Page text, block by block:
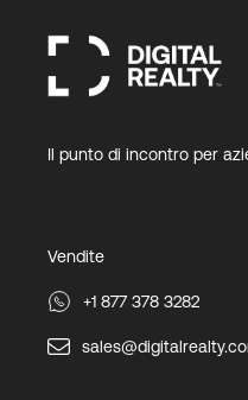
Il punto di incontro per
Vendite
+1 877 378 3282